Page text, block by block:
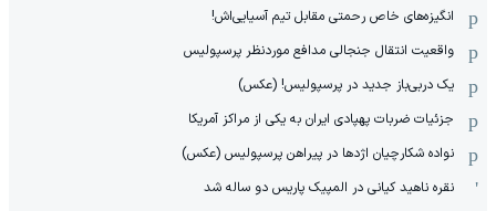
انگیزه‌های خاص رحمتی مقابل تیم‌ آسیایی‌اش!
واقعیت انتقال جنجالی مدافع موردنظر پرسپولیس
یک دربی‌باز جدید در پرسپولیس! (عکس)
جزئیات ضربات پهپادی ایران به یکی از مراکز آمریکا
نواده شکارچیان اژدها در پیراهن پرسپولیس (عکس)
نقره ناهید کیانی در المپیک پاریس دو ساله شد